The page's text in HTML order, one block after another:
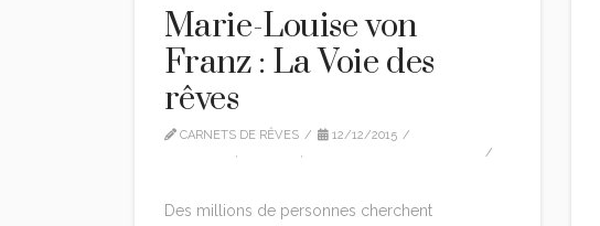
Marie-Louise von
Franz : La Voie des
rêves
CARNETS DE RÊVES
12/12/2015
, ,
Des millions de personnes cherchent